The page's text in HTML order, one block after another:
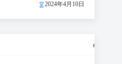
2024年4月10日